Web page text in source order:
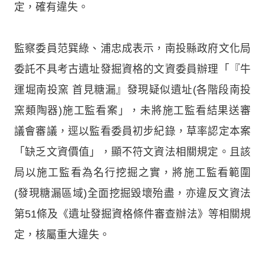
定，確有違失。
監察委員范巽綠、浦忠成表示，南投縣政府文化局
委託不具考古遺址發掘資格的文資委員辦理「『牛
運堀南投窯 首見糖漏』發現疑似遺址(各階段南投
窯類陶器)施工監看案」，未將施工監看結果送審
議會審議，逕以監看委員初步紀錄，草率認定本案
「缺乏文資價值」，顯不符文資法相關規定。且該
局以施工監看為名行挖掘之實，將施工監看範圍
(發現糖漏區域)全面挖掘毀壞殆盡，亦違反文資法
第51條及《遺址發掘資格條件審查辦法》等相關規
定，核屬重大違失。